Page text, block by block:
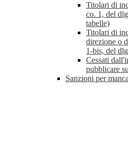
Titolari di
co. 1, del
tabelle)
Titolari di
direzione o
1-bis, del
Cessati
pubblicare
Sanzioni per